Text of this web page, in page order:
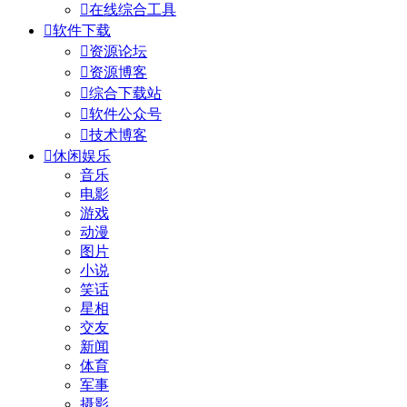
在线综合工具
软件下载
资源论坛
资源博客
综合下载站
软件公众号
技术博客
休闲娱乐
音乐
电影
游戏
动漫
图片
小说
笑话
星相
交友
新闻
体育
军事
摄影